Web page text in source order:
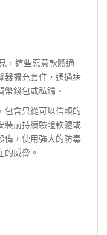
，這些惡意軟體通
器擴充套件，通過病
錢包或私鑰。
包含只從可以信賴的
裝前持續驗證軟體或
備，使用強大的防毒
威脅。